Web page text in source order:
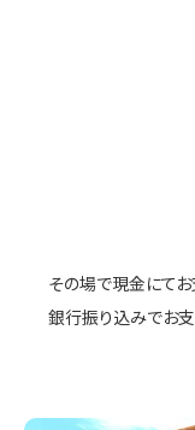
その場で現金にて
銀行振り込みでお支